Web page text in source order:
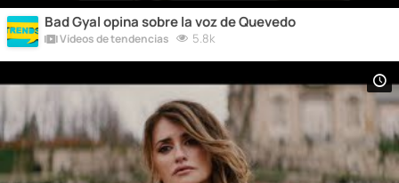
Bad Gyal opina sobre la voz de Quevedo
Vídeos de tendencias 5.8k